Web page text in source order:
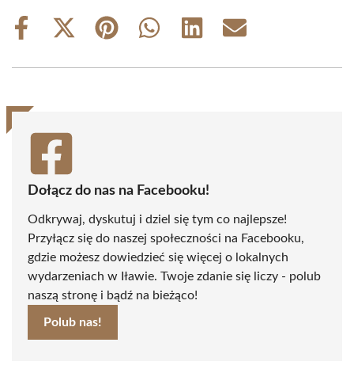
Share
Share
(Twitter)
Share
Share
Share
Share
Dołącz do nas na Facebooku!
Odkrywaj, dyskutuj i dziel się tym co najlepsze!
Przyłącz się do naszej społeczności na Facebooku,
gdzie możesz dowiedzieć się więcej o lokalnych
wydarzeniach w Iławie. Twoje zdanie się liczy - polub
naszą stronę i bądź na bieżąco!
Polub nas!